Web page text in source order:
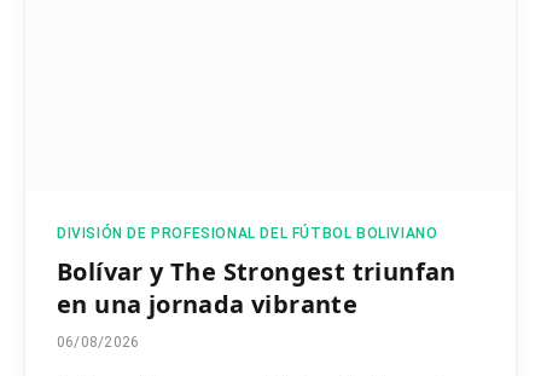
DIVISIÓN DE PROFESIONAL DEL FÚTBOL BOLIVIANO
Bolívar y The Strongest triunfan
en una jornada vibrante
06/08/2026